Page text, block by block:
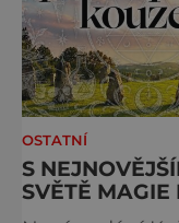
OSTATNÍ
S
SVĚTĚ MAGIE